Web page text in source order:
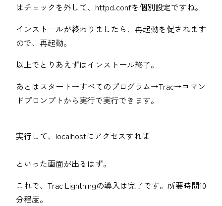
はチェックを外して、httpd.confを個別設定ですね。
インストールが終わりましたら、再起動を促されます
ので、再起動。
以上でとりあえずはインストール終了。
あとはスタート→すべてのプログラム→Trac→コマン
ドプロンプトから実行で実行できます。
実行して、localhostにアクセスすれば
といった画面が出るはず。
これで、Trac Lightningの導入は完了です。所要時間10
分程度。